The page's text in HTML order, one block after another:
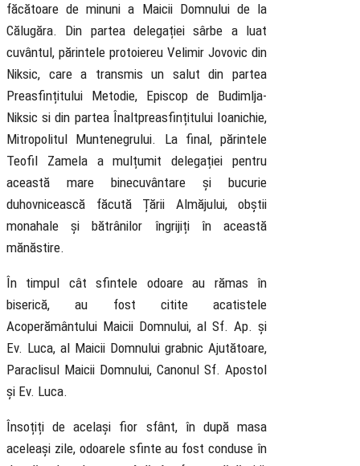
făcătoare de minuni a Maicii Domnului de la
Călugăra. Din partea delegației sârbe a luat
cuvântul, părintele protoiereu Velimir Jovovic din
Niksic, care a transmis un salut din partea
Preasfințitului Metodie, Episcop de Budimlja-
Niksic si din partea Înaltpreasfințitului Ioanichie,
Mitropolitul Muntenegrului. La final, părintele
Teofil Zamela a mulțumit delegației pentru
această mare binecuvântare și bucurie
duhovnicească făcută Țării Almăjului, obștii
monahale și bătrânilor îngrijiți în această
mănăstire.
În timpul cât sfintele odoare au rămas în
biserică, au fost citite acatistele
Acoperământului Maicii Domnului, al Sf. Ap. și
Ev. Luca, al Maicii Domnului grabnic Ajutătoare,
Paraclisul Maicii Domnului, Canonul Sf. Apostol
și Ev. Luca.
Însoțiți de același fior sfânt, în după masa
aceleași zile, odoarele sfinte au fost conduse în